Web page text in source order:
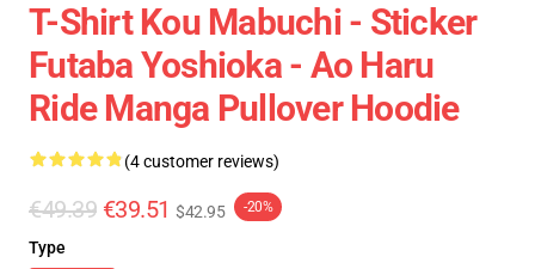
T-Shirt Kou Mabuchi - Sticker
Futaba Yoshioka - Ao Haru
Ride Manga Pullover Hoodie
(4 customer reviews)
€49.39 €39.51 $42.95 -20%
Type